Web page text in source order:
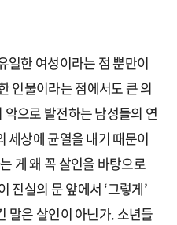
일한 여성이라는 점 뿐만이
인물이라는 점에서도 큰 의
으로 발전하는 남성들의 연
세상에 균열을 내기 때문이
게 왜 꼭 살인을 바탕으로
진실의 문 앞에서 ‘그렇게’
말은 살인이 아닌가. 소년들